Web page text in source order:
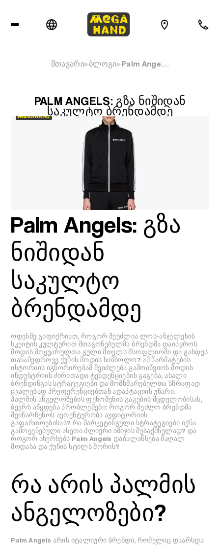
მთავარი ბლოგი Palm Ange…
PALM ANGELS: ᲒᲖᲐ ᲜᲘᲨᲘᲓᲐᲜ
ᲡᲐᲙᲣᲚᲢᲝ ᲑᲠᲔᲜᲓᲐᲛᲓᲔ
Palm Angels: გზა
ნიშიდან
საკულტო
ბრენდამდე
ოდესმე გიფიქრიათ, როგორ შეუძლია ლოს-ანჯელესის
სკეიტის კულტურით შთაგონებულმა ბრენდმა დაიპყროს
მოდის მოყვარულთა გული მთელს მსოფლიოში და გახდეს
თანამედროვე ქუჩის მოდის სიმბოლო? ამ წარმატების
ისტორიის იგნორირებამ შეიძლება გამოიწვიოს მოდის
ინდუსტრიის ძირითადი ტენდენციების გაგება, ახალი
ბრენდინგის სტრატეგიები და მომხმარებელთა სწრაფად
ცვალებად პრეფერენციებთან ადაპტაციის უნარი.
პალმის ანგელოზების ფენომენის გაგების მცდელობისას,
ბევრს აწყდება პრობლემები: როგორ შეძლო ბრენდმა
შეინარჩუნოს ავთენტურობა აუდიტორიის
გაფართოებისას? რა მარკეტინგული სტრატეგიები იქნა
გამოყენებული ასეთი ძლიერი იმიჯის შესაქმნელად? და
როგორ ახერხებს Palm Angels დაბალანსება მაღალ
მოდასა და ქუჩის სტილს შორის?
რა არის პალმის
ანგელოზები?
Palm Angels არის იტალიური ბრენდი, რომელიც დაარსდა